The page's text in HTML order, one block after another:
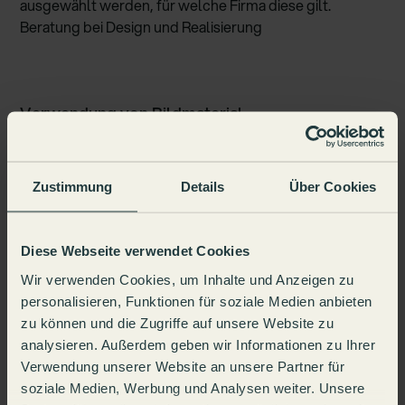
Zustimmung Details Über Cookies
Diese Webseite verwendet Cookies
Wir verwenden Cookies, um Inhalte und Anzeigen zu
personalisieren, Funktionen für soziale Medien anbieten
zu können und die Zugriffe auf unsere Website zu
analysieren. Außerdem geben wir Informationen zu Ihrer
Verwendung unserer Website an unsere Partner für
soziale Medien, Werbung und Analysen weiter. Unsere
ausgewählt werden, für welche Firma diese gilt.
Beratung bei Design und Realisierung
Verwendung von Bildmaterial
Auf dieser Website werden Bilder, Grafiken und visuelle
Inhalte aus eigenen sowie externen Quellen verwendet.
Ein Teil der verwendeten Bilder stammt von folgenden
- Bilder von Freepik
- Bilder von By Luy
- Bilder von Lummi
- Bilder von Unsplash